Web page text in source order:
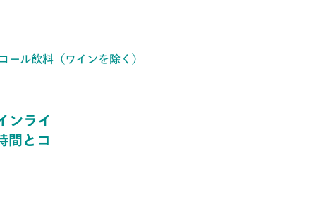
ル飲料（ワインを除く）
ンライ
間とコ